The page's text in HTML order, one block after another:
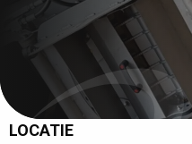
LOCATIE